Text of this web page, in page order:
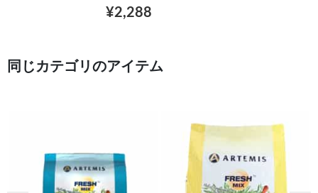
¥2,288
同じカテゴリのアイテム